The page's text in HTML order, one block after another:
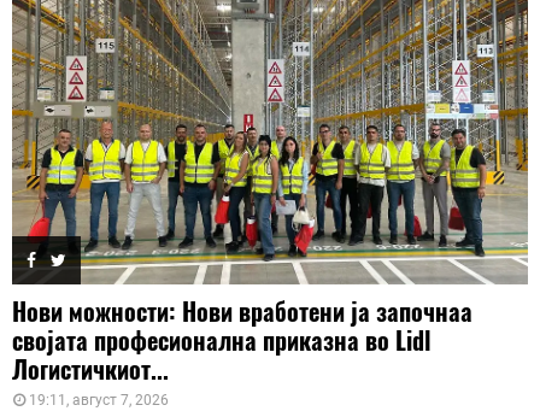
Нови можности: Нови вработени ја започнаа
својата професионална приказна во Lidl
Логистичкиот...
19:11, август 7, 2026